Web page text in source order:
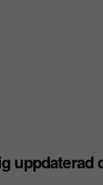
uppdaterad